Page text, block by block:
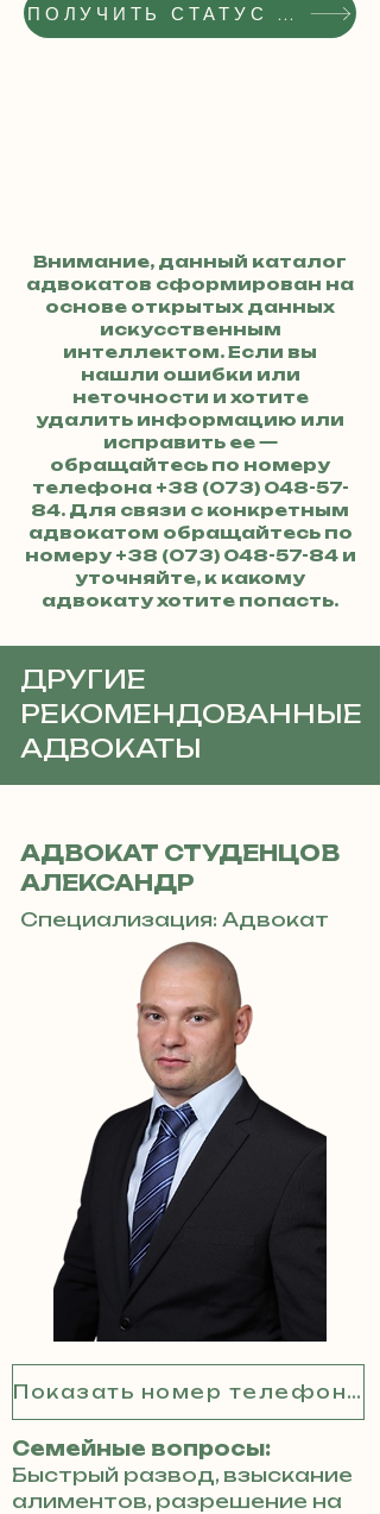
ПОЛУЧИТЬ СТАТУС РЕКОМЕНДОВАННОГО АДВОКАТА
Внимание, данный каталог
адвокатов сформирован на
основе открытых данных
искусственным
интеллектом. Если вы
нашли ошибки или
неточности и хотите
удалить информацию или
исправить ее —
обращайтесь по номеру
телефона +38 (073) 048-57-
84. Для связи с конкретным
адвокатом обращайтесь по
номеру +38 (073) 048-57-84и
уточняйте, к какому
адвокату хотите попасть.
ДРУГИЕ
РЕКОМЕНДОВАННЫЕ
АДВОКАТЫ
АДВОКАТ СТУДЕНЦОВ
АЛЕКСАНДР
Специализация: Адвокат
Показать номер телефона
Семейные вопросы:
Быстрый развод, взыскание
алиментов, разрешение на